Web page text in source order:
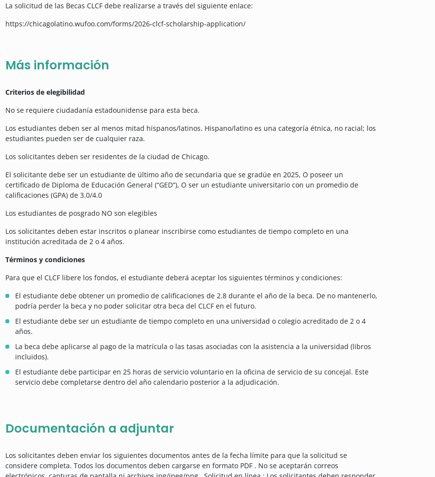
La solicitud de las Becas CLCF debe realizarse a través del siguiente enlace:
https://chicagolatino.wufoo.com/forms/2026-clcf-scholarship-application/
Más información
Criterios de elegibilidad
No se requiere ciudadanía estadounidense para esta beca.
Los estudiantes deben ser al menos mitad hispanos/latinos. Hispano/latino es una categoría étnica, no racial; los
estudiantes pueden ser de cualquier raza.
Los solicitantes deben ser residentes de la ciudad de Chicago.
El solicitante debe ser un estudiante de último año de secundaria que se gradúe en 2025, O poseer un
certificado de Diploma de Educación General (“GED”), O ser un estudiante universitario con un promedio de
calificaciones (GPA) de 3.0/4.0
Los estudiantes de posgrado NO son elegibles
Los solicitantes deben estar inscritos o planear inscribirse como estudiantes de tiempo completo en una
institución acreditada de 2 o 4 años.
Términos y condiciones
Para que el CLCF libere los fondos, el estudiante deberá aceptar los siguientes términos y condiciones:
El estudiante debe obtener un promedio de calificaciones de 2.8 durante el año de la beca. De no mantenerlo,
podría perder la beca y no poder solicitar otra beca del CLCF en el futuro.
El estudiante debe ser un estudiante de tiempo completo en una universidad o colegio acreditado de 2 o 4
años.
La beca debe aplicarse al pago de la matrícula o las tasas asociadas con la asistencia a la universidad (libros
incluidos).
El estudiante debe participar en 25 horas de servicio voluntario en la oficina de servicio de su concejal. Este
servicio debe completarse dentro del año calendario posterior a la adjudicación.
Documentación a adjuntar
Los solicitantes deben enviar los siguientes documentos antes de la fecha límite para que la solicitud se
considere completa. Todos los documentos deben cargarse en formato PDF . No se aceptarán correos